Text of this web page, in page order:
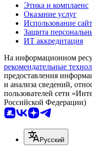
Этика и комплаенс
Оказание услуг
Использование
Защита
ИТ аккредитация
На информационном
рекомендательные
предоставления
и анализа сведений,
пользователей сети
Российской Федерации)
Русский